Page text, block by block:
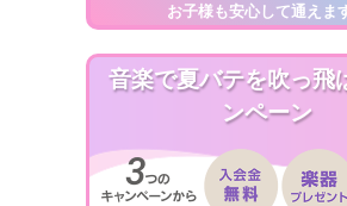
お子様も安心して通えます
音楽で夏バテを吹っ飛
ンペーン